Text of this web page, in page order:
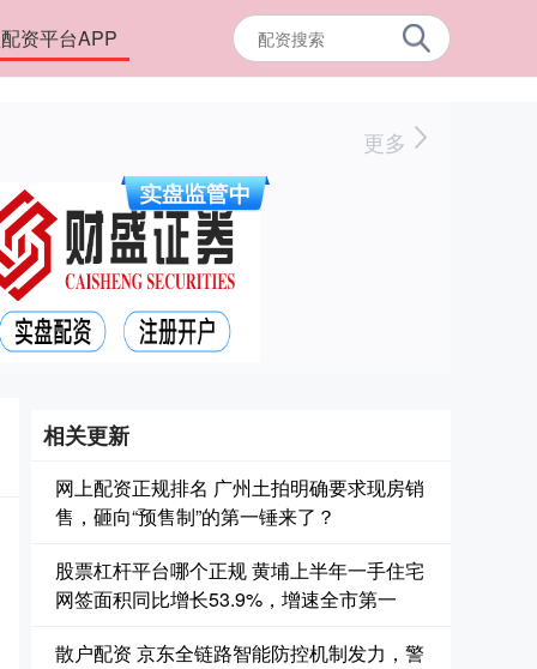
资平台APP
更多
相关更新
网上配资正规排名 广州土拍明确要求现房销
售，砸向“预售制”的第一锤来了？
股票杠杆平台哪个正规 黄埔上半年一手住宅
网签面积同比增长53.9%，增速全市第一
散户配资 京东全链路智能防控机制发力，警